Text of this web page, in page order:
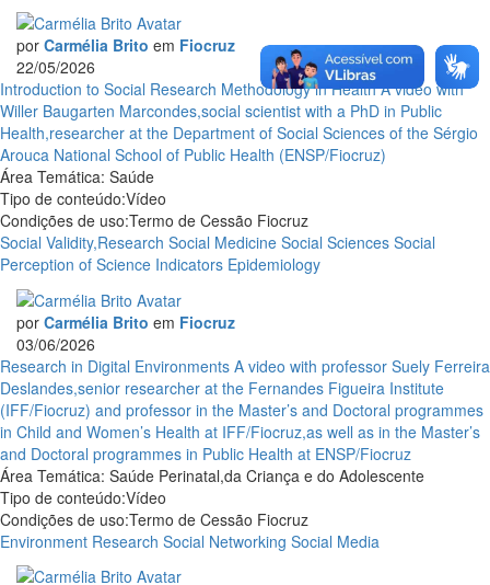
por Carmélia Brito em Fiocruz
22/05/2026
Introduction to Social Research Methodology in Health A video with
Willer Baugarten Marcondes,social scientist with a PhD in Public
Health,researcher at the Department of Social Sciences of the Sérgio
Arouca National School of Public Health (ENSP/Fiocruz)
Área Temática: Saúde
Tipo de conteúdo:Vídeo
Condições de uso:Termo de Cessão Fiocruz
Social Validity,Research Social Medicine Social Sciences Social
Perception of Science Indicators Epidemiology
por Carmélia Brito em Fiocruz
03/06/2026
Research in Digital Environments A video with professor Suely Ferreira
Deslandes,senior researcher at the Fernandes Figueira Institute
(IFF/Fiocruz) and professor in the Master’s and Doctoral programmes
in Child and Women’s Health at IFF/Fiocruz,as well as in the Master’s
and Doctoral programmes in Public Health at ENSP/Fiocruz
Área Temática: Saúde Perinatal,da Criança e do Adolescente
Tipo de conteúdo:Vídeo
Condições de uso:Termo de Cessão Fiocruz
Environment Research Social Networking Social Media